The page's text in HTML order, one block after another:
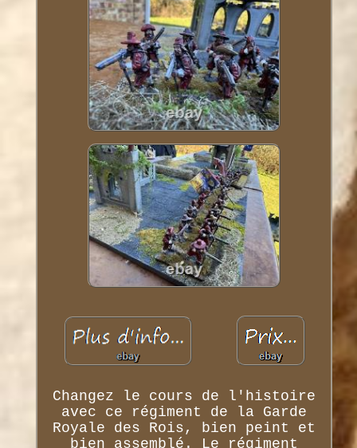
Changez le cours de l'histoire
avec ce régiment de la Garde
Royale des Rois, bien peint et
bien assemblé. Le régiment